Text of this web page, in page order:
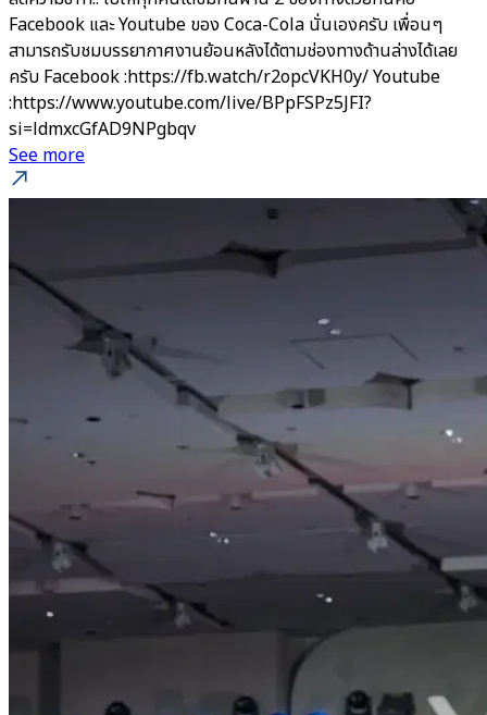
Facebook และ Youtube ของ Coca-Cola นั่นเองครับ เพื่อนๆ
สามารถรับชมบรรยากาศงานย้อนหลังได้ตามช่องทางด้านล่างได้เลย
ครับ Facebook :https://fb.watch/r2opcVKH0y/ Youtube
:https://www.youtube.com/live/BPpFSPz5JFI?
si=ldmxcGfAD9NPgbqv
See more